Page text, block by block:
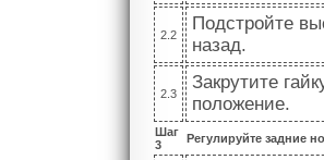
2.2
Подстройте
назад.
2.3
Закрутите
положение.
Шаг
3
Регулируйте задние